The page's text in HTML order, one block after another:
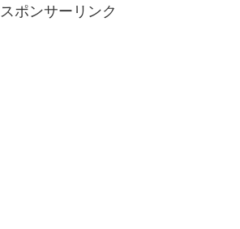
スポンサーリンク